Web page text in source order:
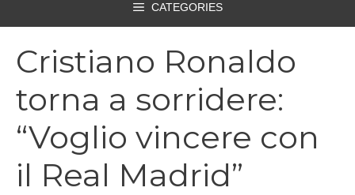
CATEGORIES
Cristiano Ronaldo
torna a sorridere:
“Voglio vincere con
il Real Madrid”